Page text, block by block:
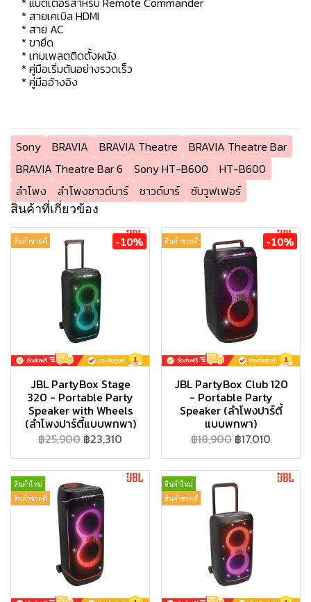
* สายเคเบิล HDMI
* สาย AC
* ขายึด
* เทมเพลตติดตั้งผนัง
* คู่มือเริ่มต้นอย่างรวดเร็ว
* คู่มืออ้างอิง
Sony BRAVIA BRAVIA Theatre
BRAVIA Theatre Bar
BRAVIA Theatre Bar 6
Sony HT-B600
HT-B600
ลำโพง
ลําโพงซาวด์บาร์ ซาวด์บาร์ ซับวูฟเฟอร์
สินค้าที่เกี่ยวข้อง
สินค้าขายดี -10%
JBL PartyBox Stage
320 - Portable Party
Speaker with Wheels
(ลำโพงปาร์ตี้แบบพกพา)
฿25,900 ฿23,310
สินค้าขายดี -10%
JBL PartyBox Club 120
- Portable Party
Speaker (ลำโพงปาร์ตี้
แบบพกพา)
฿18,900 ฿17,010
สินค้าใหม่
สินค้าขายดี
สินค้าใหม่
สินค้าขายดี